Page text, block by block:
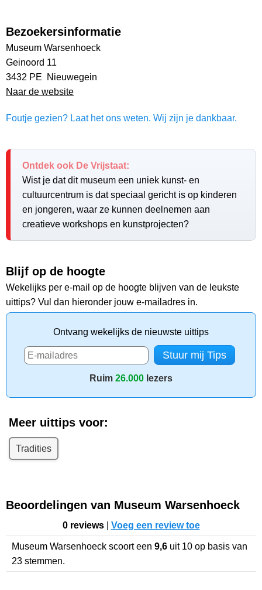
Bezoekersinformatie
Museum Warsenhoeck
Geinoord 11
3432 PE Nieuwegein
Naar de website
Foutje gezien? Laat het ons weten. Wij zijn je dankbaar.
Ontdek ook De Vrijstaat:
Wist je dat dit museum een uniek kunst- en
cultuurcentrum is dat speciaal gericht is op kinderen
en jongeren, waar ze kunnen deelnemen aan
creatieve workshops en kunstprojecten?
Blijf op de hoogte
Wekelijks per e-mail op de hoogte blijven van de leukste
uittips? Vul dan hieronder jouw e-mailadres in.
Ontvang wekelijks de nieuwste uittips
Ruim 26.000 lezers
Meer uittips voor:
Tradities
Beoordelingen van Museum Warsenhoeck
0 reviews| Voeg een review toe
Museum Warsenhoeck scoort een 9,6 uit 10 op basis van
23 stemmen.